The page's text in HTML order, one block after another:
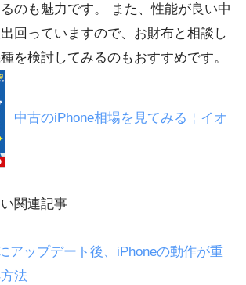
のも魅力です。 また、性能が良い中
回っていますので、お財布と相談し
を検討してみるのもおすすめです。
中古のiPhone相場を見てみる￤イオ
関連記事
アップデート後、iPhoneの動作が重
法